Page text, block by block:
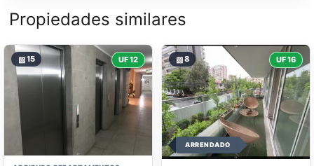
Propiedades similares
▧15 UF 12 ▧8 UF 16
ARRENDADO